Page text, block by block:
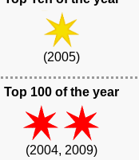
(2005)
Top 100 of the year
(2004, 2009)